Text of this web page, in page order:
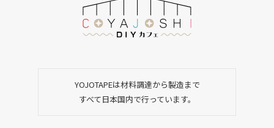
YOJOTAPEは材料調達から製造まで
すべて日本国内で行っています。